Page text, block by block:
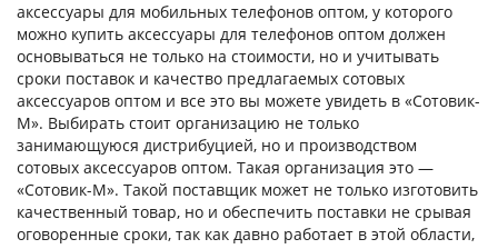
аксессуары для мобильных телефонов оптом, у которого
можно купить аксессуары для телефонов оптом должен
основываться не только на стоимости, но и учитывать
сроки поставок и качество предлагаемых сотовых
аксессуаров оптом и все это вы можете увидеть в «Сотовик-
М». Выбирать стоит организацию не только
занимающуюся дистрибуцией, но и производством
сотовых аксессуаров оптом. Такая организация это —
«Сотовик-М». Такой поставщик может не только изготовить
качественный товар, но и обеспечить поставки не срывая
оговоренные сроки, так как давно работает в этой области,